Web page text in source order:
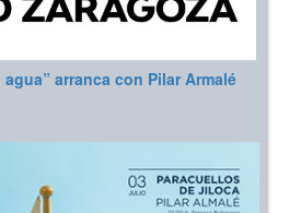
arranca con Pilar Armalé